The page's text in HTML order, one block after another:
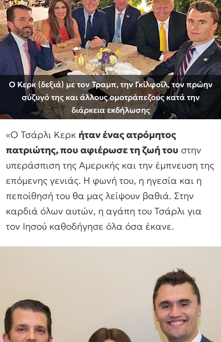
Ο Κερκ (δεξιά) με τον Τραμπ, την Γκίλφοϊλ, τον πρώην
σύζυγό της και άλλους ομοτράπεζους κατά την
διάρκεια εκδήλωσης
«Ο Τσάρλι Κερκ ήταν ένας ατρόμητος
πατριώτης, που αφιέρωσε τη ζωή του στην
υπεράσπιση της Αμερικής και την έμπνευση της
επόμενης γενιάς. Η φωνή του, η ηγεσία και η
πεποίθησή του θα μας λείψουν βαθιά. Στην
καρδιά όλων αυτών, η αγάπη του Τσάρλι για
τον Ιησού καθοδήγησε όλα όσα έκανε.